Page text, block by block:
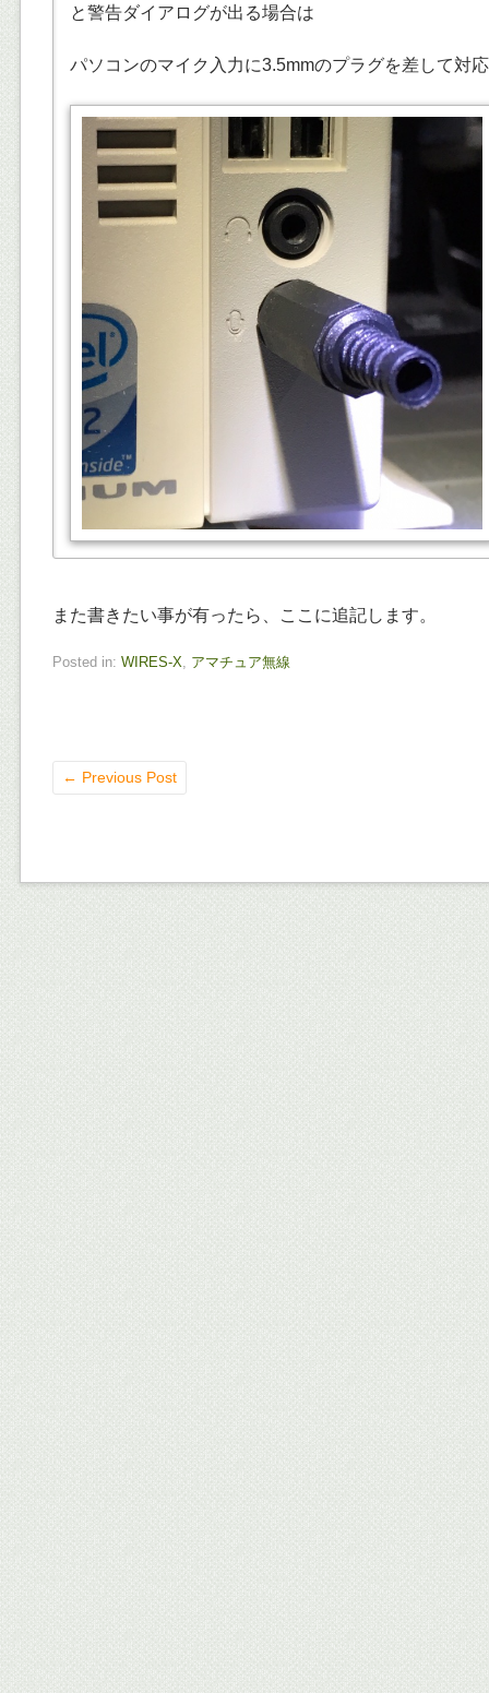
と警告ダイアログが出る場合は
パソコンのマイク入力に3.5mmのプラグを差して対
また書きたい事が有ったら、ここに追記します。
Posted in: WIRES-X, アマチュア無線
← Previous Post